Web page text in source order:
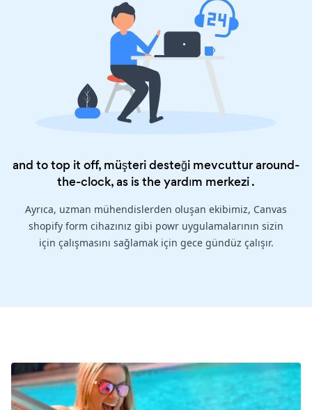
and to top it off, müşteri desteği mevcuttur around-
the-clock, as is theyardım merkezi.
Ayrıca, uzman mühendislerden oluşan ekibimiz, Canvas
shopify form cihazınız gibi powr uygulamalarının sizin
için çalışmasını sağlamak için gece gündüz çalışır.